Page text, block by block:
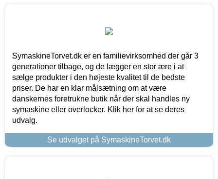
SymaskineTorvet.dk er en familievirksomhed der går 3
generationer tilbage, og de lægger en stor ære i at
sælge produkter i den højeste kvalitet til de bedste
priser. De har en klar målsætning om at være
danskernes foretrukne butik når der skal handles ny
symaskine eller overlocker. Klik her for at se deres
udvalg.
Se udvalget på SymaskineTorvet.dk